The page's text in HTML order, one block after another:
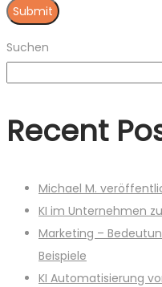
Suchen
Recent
Michael M.
KI im Unternehmen
Marketing –
Beispiele
KI Automatisierung